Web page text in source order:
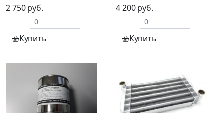
2 750 руб.
Купить
4 200 руб.
Купить